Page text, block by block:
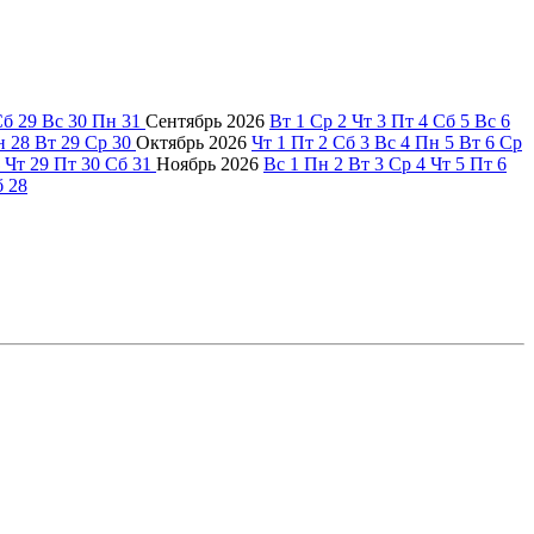
29 Вс 30 Пн 31 Сентябрь 2026 Вт 1 Ср 2 Чт 3 Пт 4 Сб 5 Вс 6
28 Вт 29 Ср 30 Октябрь 2026 Чт 1 Пт 2 Сб 3 Вс 4 Пн 5 Вт 6 Ср
Чт 29 Пт 30 Сб 31 Ноябрь 2026 Вс 1 Пн 2 Вт 3 Ср 4 Чт 5 Пт 6
28